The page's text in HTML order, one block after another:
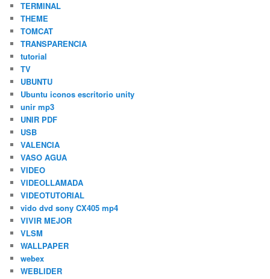
TERMINAL
THEME
TOMCAT
TRANSPARENCIA
tutorial
TV
UBUNTU
Ubuntu iconos escritorio unity
unir mp3
UNIR PDF
USB
VALENCIA
VASO AGUA
VIDEO
VIDEOLLAMADA
VIDEOTUTORIAL
vido dvd sony CX405 mp4
VIVIR MEJOR
VLSM
WALLPAPER
webex
WEBLIDER